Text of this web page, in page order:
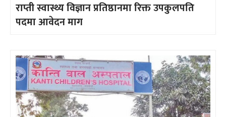
राप्ती स्वास्थ्य विज्ञान प्रतिष्ठानमा रिक्त उपकुलपति
पदमा आवेदन माग